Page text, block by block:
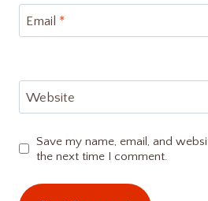
Email *
Website
Save my name, email, and
the next time I comment.